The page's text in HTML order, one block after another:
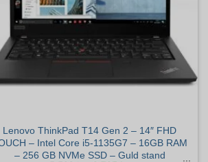
Lenovo ThinkPad T14 Gen 2 – 14″ FHD
– Intel Core i5-1135G7 – 16GB RAM
– 256 GB NVMe SSD – Guld stand